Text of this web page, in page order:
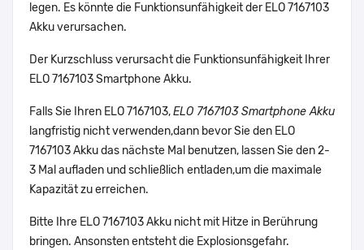
legen. Es könnte die Funktionsunfähigkeit der ELO 7167103
Akku verursachen.
Der Kurzschluss verursacht die Funktionsunfähigkeit Ihrer
ELO 7167103 Smartphone Akku.
Falls Sie Ihren ELO 7167103,ELO 7167103 Smartphone Akku
langfristig nicht verwenden,dann bevor Sie den ELO
7167103 Akku das nächste Mal benutzen, lassen Sie den 2-
3 Mal aufladen und schließlich entladen,um die maximale
Kapazität zu erreichen.
Bitte Ihre ELO 7167103 Akku nicht mit Hitze in Berührung
bringen. Ansonsten entsteht die Explosionsgefahr.